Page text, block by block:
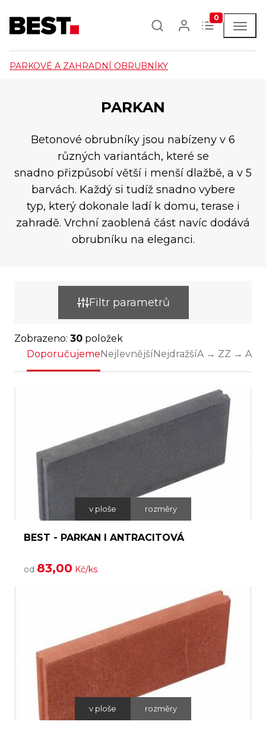
0
PARKOVÉ A ZAHRADNÍ OBRUBNÍKY
PARKAN
Betonové obrubníky jsou nabízeny v 6
různých variantách, které se
snadno přizpůsobí větší i menší dlažbě, a v 5
barvách. Každý si tudíž snadno vybere
typ, který dokonale ladí k domu, terase i
zahradě. Vrchní zaoblená část navíc dodává
obrubníku na eleganci.
Filtr parametrů
Zobrazeno: 30 položek
DoporučujemeNejlevnějšíNejdražšíA → ZZ → A
v ploše rozměry
BEST - PARKAN I ANTRACITOVÁ
od 83,00 Kč/ks
v ploše rozměry